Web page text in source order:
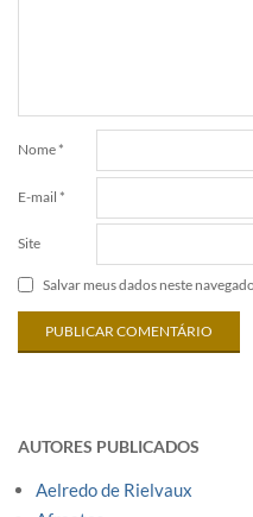
Nome *
E-mail *
Site
Salvar meus dados neste
AUTORES PUBLICADOS
Aelredo de Rielvaux